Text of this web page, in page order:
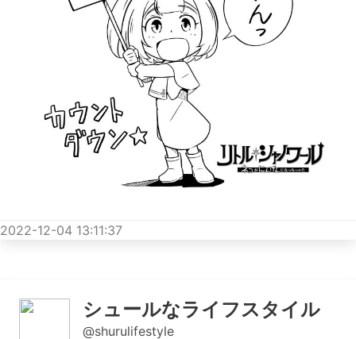
2022-12-04 13:11:37
シュールなライフスタイル
@shurulifestyle